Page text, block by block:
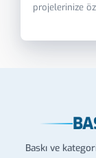
projelerinize
Baskı ve